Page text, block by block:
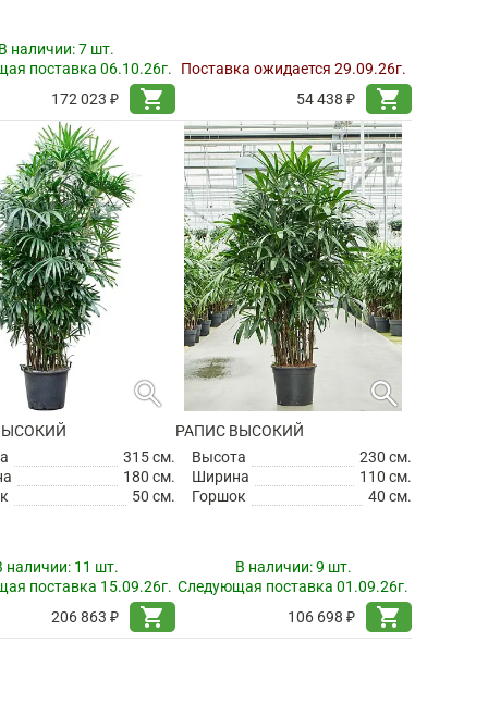
наличии:7 шт.
поставка 06.10.26г.
172 023 ₽
shopping_cart
Поставка ожидается 29.09.26г.
54 438 ₽
shopping_cart
search
315 см.
180 см.
50 см.
наличии: 11 шт.
поставка 15.09.26г.
206 863 ₽
shopping_cart
search
РАПИС ВЫСОКИЙ
Высота
230 см.
Ширина
110 см.
Горшок
40 см.
В наличии:9 шт.
Следующая поставка 01.09.26г.
106 698 ₽
shopping_cart